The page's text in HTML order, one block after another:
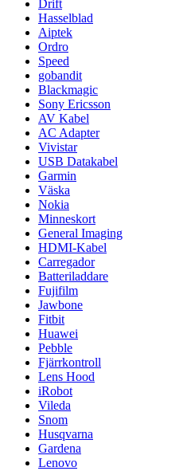
Drift
Hasselblad
Aiptek
Ordro
Speed
gobandit
Blackmagic
Sony Ericsson
AV Kabel
AC Adapter
Vivistar
USB Datakabel
Garmin
Väska
Nokia
Minneskort
General Imaging
HDMI-Kabel
Carregador
Batteriladdare
Fujifilm
Jawbone
Fitbit
Huawei
Pebble
Fjärrkontroll
Lens Hood
iRobot
Vileda
Snom
Husqvarna
Gardena
Lenovo